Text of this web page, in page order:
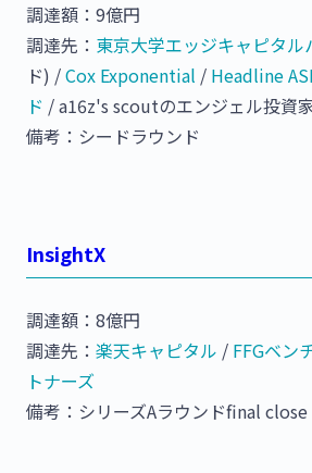
調達額：9億円
調達先： 東京大学エッジキャピタル
ド) /Cox Exponential / Headline
ド / a16z's scoutのエンジェル投資
備考：シードラウンド
InsightX
調達額：8億円
調達先： 楽天キャピタル / FFGベン
トナーズ
備考：シリーズAラウンドfinal close